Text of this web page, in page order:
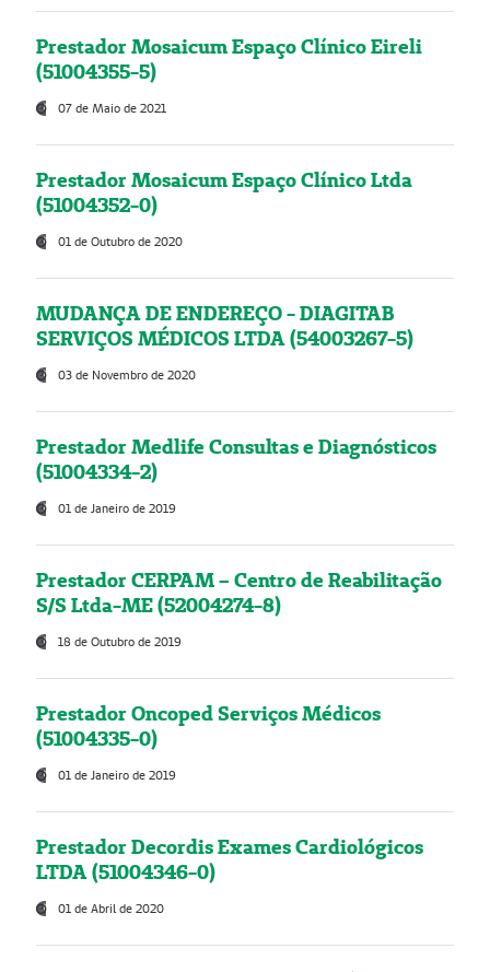
Prestador Mosaicum Espaço Clínico Eireli
(51004355-5)
07 de Maio de 2021
Prestador Mosaicum Espaço Clínico Ltda
(51004352-0)
01 de Outubro de 2020
MUDANÇA DE ENDEREÇO - DIAGITAB
SERVIÇOS MÉDICOS LTDA (54003267-5)
03 de Novembro de 2020
Prestador Medlife Consultas e Diagnósticos
(51004334-2)
01 de Janeiro de 2019
Prestador CERPAM – Centro de Reabilitação
S/S Ltda-ME (52004274-8)
18 de Outubro de 2019
Prestador Oncoped Serviços Médicos
(51004335-0)
01 de Janeiro de 2019
Prestador Decordis Exames Cardiológicos
LTDA (51004346-0)
01 de Abril de 2020